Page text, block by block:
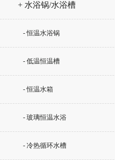
+ 水浴锅/水浴槽
- 恒温水浴锅
- 低温恒温槽
- 恒温水箱
- 玻璃恒温水浴
- 冷热循环水槽